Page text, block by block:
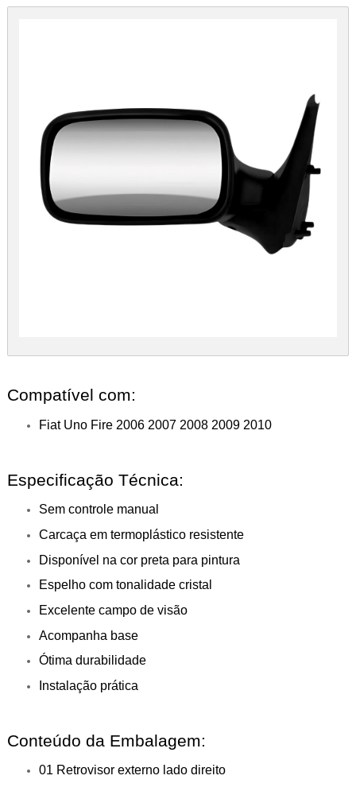
Compatível com:
Fiat Uno Fire 2006 2007 2008 2009 2010
Especificação Técnica:
Sem controle manual
Carcaça em termoplástico resistente
Disponível na cor preta para pintura
Espelho com tonalidade cristal
Excelente campo de visão
Acompanha base
Ótima durabilidade
Instalação prática
Conteúdo da Embalagem:
01 Retrovisor externo lado direito